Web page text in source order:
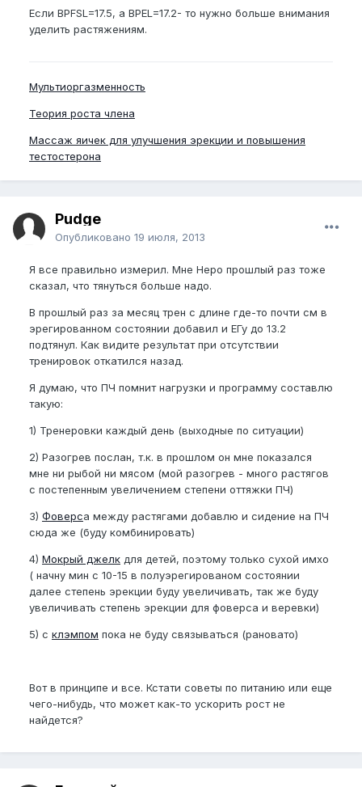
Если BPFSL=17.5, а BPEL=17.2- то нужно больше внимания
уделить растяжениям.
Мультиоргазменность
Теория роста члена
Массаж яичек для улучшения эрекции и повышения
тестостерона
Pudge
Опубликовано 19 июля, 2013
Я все правильно измерил. Мне Неро прошлый раз тоже
сказал, что тянуться больше надо.
В прошлый раз за месяц трен с длине где-то почти см в
эрегированном состоянии добавил и ЕГу до 13.2
подтянул. Как видите результат при отсутствии
тренировок откатился назад.
Я думаю, что ПЧ помнит нагрузки и программу составлю
такую:
1) Тренеровки каждый день (выходные по ситуации)
2) Разогрев послан, т.к. в прошлом он мне показался
мне ни рыбой ни мясом (мой разогрев - много растягов
с постепенным увеличением степени оттяжки ПЧ)
3) Фоверса между растягами добавлю и сидение на ПЧ
сюда же (буду комбинировать)
4) Мокрый джелк для детей, поэтому только сухой имхо
( начну мин с 10-15 в полуэрегированом состоянии
далее степень эрекции буду увеличивать, так же буду
увеличивать степень эрекции для фоверса и веревки)
5) с клэмпом пока не буду связываться (рановато)
Вот в принципе и все. Кстати советы по питанию или еще
чего-нибудь, что может как-то ускорить рост не
найдется?